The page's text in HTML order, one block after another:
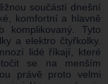
součástí dnešní
komfortní a hlavně
Tyto
a elektro čtyřkolky.
lidé říkají, které
se na menším
právě proto velmi